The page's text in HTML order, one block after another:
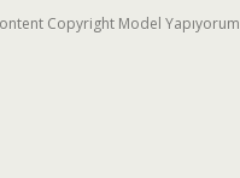
Copyright Model Yapıyorum